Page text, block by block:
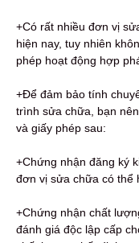
+Có rất nhiều đơn vị
hiện nay, tuy nhiên
phép hoạt động hợp
+Để đảm bảo tính
trình sửa chữa, bạn
và giấy phép sau:
+Chứng nhận đăng ký
đơn vị sửa chữa có thể
+Chứng nhận chất
đánh giá độc lập cấp